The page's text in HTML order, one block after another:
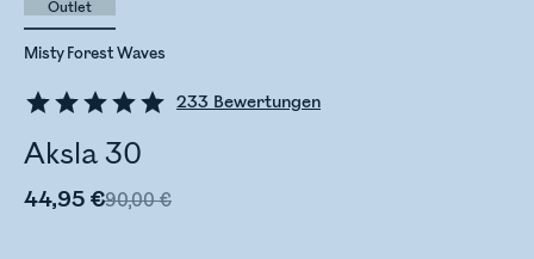
233 Bewertungen
Aksla 30
44,95 €90,00 €
Misty Forest Waves
Outlet